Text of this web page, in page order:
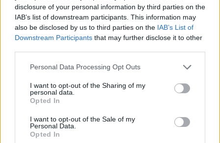
disclosure of your personal information by third parties on the
IAB’s list of downstream participants. This information may
also be disclosed by us to third parties on the IAB’s List of
Downstream Participants that may further disclose it to other
Personal Data Processing Opt Outs
I want to opt-out of the Sharing of my
personal data.
Opted In
I want to opt-out of the Sale of my
Personal Data.
Opted In
Deseu el meu nom, el correu electrònic i el lloc web en
Captcha6 * 5 = ?
characters